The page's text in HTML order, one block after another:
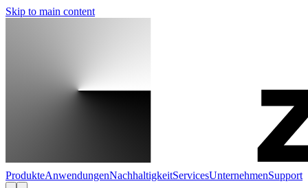
Skip to main content
ProdukteAnwendungenNachhaltigkeitServicesUnternehmenSupport